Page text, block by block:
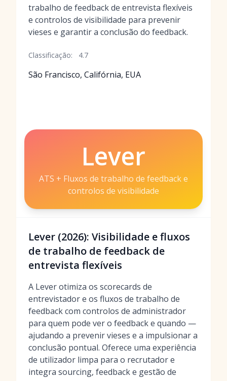
trabalho de feedback de entrevista flexíveis
e controlos de visibilidade para prevenir
vieses e garantir a conclusão do feedback.
Classificação: 4.7
São Francisco, Califórnia, EUA
Lever
ATS + Fluxos de trabalho de feedback e
controlos de visibilidade
Lever (2026): Visibilidade e fluxos
de trabalho de feedback de
entrevista flexíveis
A Lever otimiza os scorecards de
entrevistador e os fluxos de trabalho de
feedback com controlos de administrador
para quem pode ver o feedback e quando —
ajudando a prevenir vieses e a impulsionar a
conclusão pontual. Oferece uma experiência
de utilizador limpa para o recrutador e
integra sourcing, feedback e gestão de